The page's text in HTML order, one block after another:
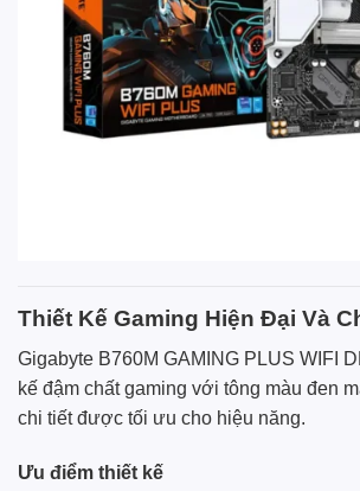
Thiết Kế Gaming Hiện Đại Và
Gigabyte B760M GAMING PLUS WIFI
kế đậm chất gaming với tông màu đen
chi tiết được tối ưu cho hiệu năng.
Ưu điểm thiết kế